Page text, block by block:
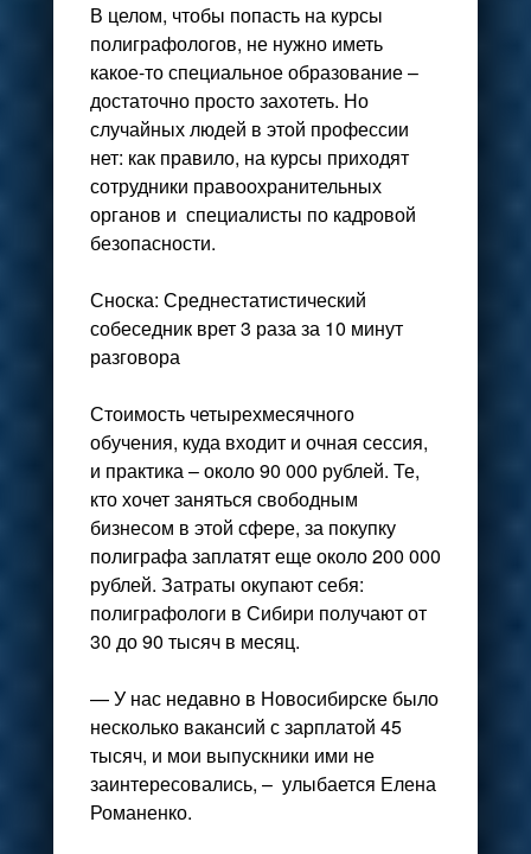
В целом, чтобы попасть на курсы
полиграфологов, не нужно иметь
какое-то специальное образование –
достаточно просто захотеть. Но
случайных людей в этой профессии
нет: как правило, на курсы приходят
сотрудники правоохранительных
органов и специалисты по кадровой
безопасности.
Сноска: Среднестатистический
собеседник врет 3 раза за 10 минут
разговора
Стоимость четырехмесячного
обучения, куда входит и очная сессия,
и практика – около 90 000 рублей. Те,
кто хочет заняться свободным
бизнесом в этой сфере, за покупку
полиграфа заплатят еще около 200 000
рублей. Затраты окупают себя:
полиграфологи в Сибири получают от
30 до 90 тысяч в месяц.
— У нас недавно в Новосибирске было
несколько вакансий с зарплатой 45
тысяч, и мои выпускники ими не
заинтересовались, – улыбается Елена
Романенко.